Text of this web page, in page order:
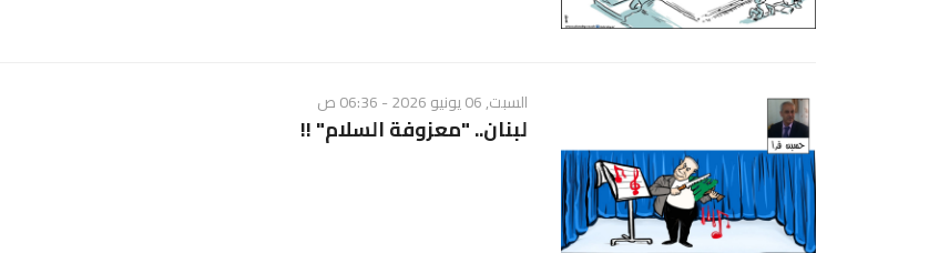
السبت, 06 يونيو 2026 - 06:36 ص
لبنان.. "معزوفة السلام" !!